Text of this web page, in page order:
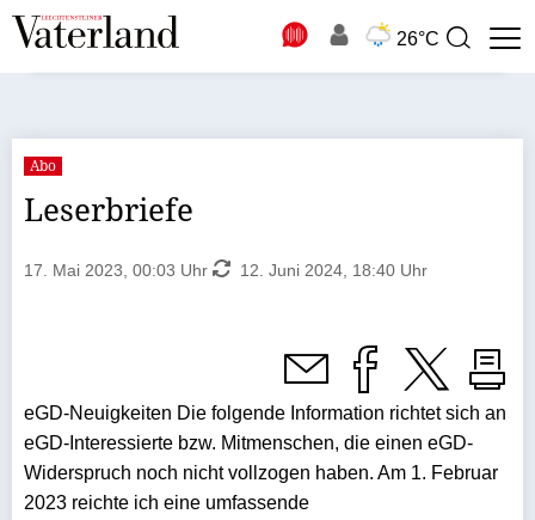
26°C
Suchbegriff
Suche
Abo
Leserbriefe
17. Mai 2023, 00:03 Uhr 12. Juni 2024, 18:40 Uhr
eGD-Neuigkeiten Die folgende Information richtet sich an
eGD-Interessierte bzw. Mitmenschen, die einen eGD-
Widerspruch noch nicht vollzogen haben. Am 1. Februar
2023 reichte ich eine umfassende